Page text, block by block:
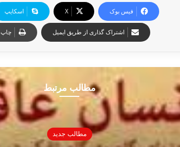
فیس بوک X اسکایپ
اشتراک گذاری از طریق ایمیل چاپ
مطالب مرتبط
مطالب جدید